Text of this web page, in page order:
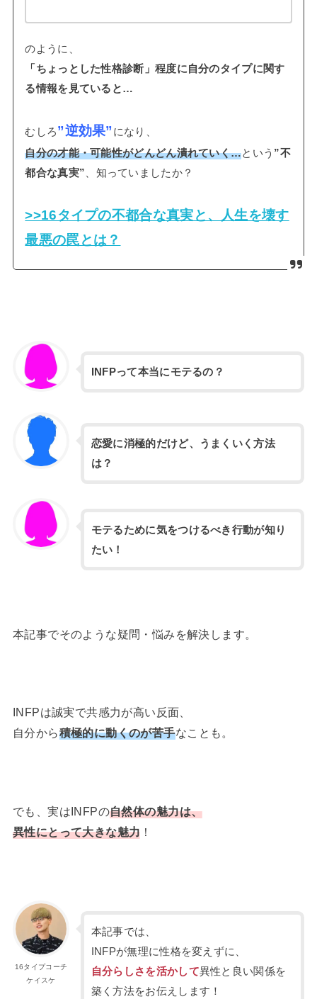
のように、
「ちょっとした性格診断」程度に自分のタイプに関す
る情報を見ていると…
むしろ”逆効果” になり、
自分の才能・可能性がどんどん潰れていく…という ”不
都合な真実” 、知っていましたか？
>>16タイプの不都合な真実と、人生を壊す
最悪の罠とは？
INFPって本当にモテるの？
恋愛に消極的だけど、うまくいく方法
は？
モテるために気をつけるべき行動が知り
たい！
本記事でそのような疑問・悩みを解決します。
INFPは誠実で共感力が高い反面、
自分から積極的に動くのが苦手なことも。
でも、実はINFPの自然体の魅力は、
異性にとって大きな魅力 ！
16タイプコーチ
ケイスケ
本記事では、
INFPが無理に性格を変えずに、
自分らしさを活かして異性と良い関係を
築く方法をお伝えします！